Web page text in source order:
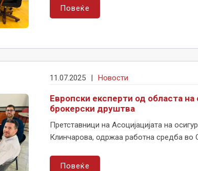
Повеќе
11.07.2025 | Новости
Европски експерти од областа на
брокерски друштва
Претставници на Асоцијацијата на
Клинчарова, одржаa работна средба во
Повеќе